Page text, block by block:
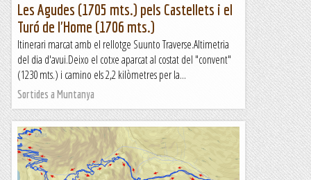
Les Agudes (1705 mts.) pels Castellets i el
Turó de l'Home (1706 mts.)
Itinerari marcat amb el rellotge Suunto Traverse.Altimetria
del dia d'avui.Deixo el cotxe aparcat al costat del "convent"
(1230 mts.) i camino els 2,2 kilòmetres per la...
Sortides a Muntanya